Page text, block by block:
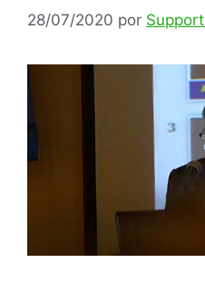
28/07/2020 por